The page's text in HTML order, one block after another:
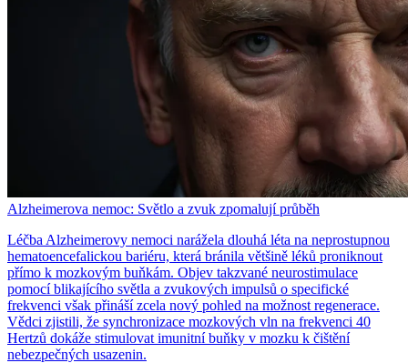
Alzheimerova nemoc: Světlo a zvuk zpomalují průběh
Léčba Alzheimerovy nemoci narážela dlouhá léta na neprostupnou
hematoencefalickou bariéru, která bránila většině léků proniknout
přímo k mozkovým buňkám. Objev takzvané neurostimulace
pomocí blikajícího světla a zvukových impulsů o specifické
frekvenci však přináší zcela nový pohled na možnost regenerace.
Vědci zjistili, že synchronizace mozkových vln na frekvenci 40
Hertzů dokáže stimulovat imunitní buňky v mozku k čištění
nebezpečných usazenin.